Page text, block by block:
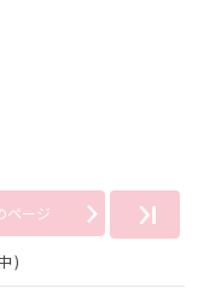
ページ
)